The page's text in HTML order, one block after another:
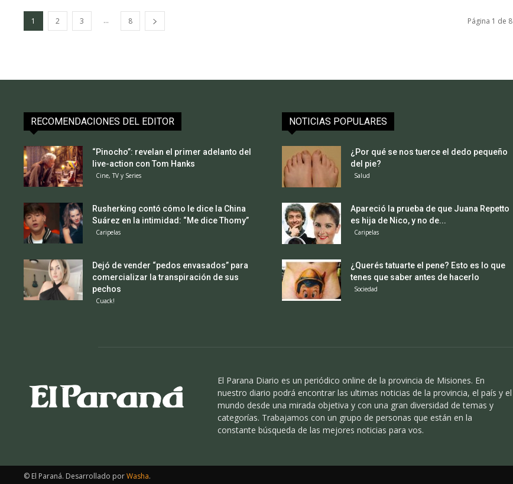
1 2 3 ... 8 Página 1 de 8
RECOMENDACIONES DEL EDITOR
“Pinocho”: revelan el primer adelanto del
live-action con Tom Hanks
Cine, TV y Series
Rusherking contó cómo le dice la China
Suárez en la intimidad: “Me dice Thomy”
Caripelas
Dejó de vender “pedos envasados” para
comercializar la transpiración de sus
pechos
Cuack!
NOTICIAS POPULARES
¿Por qué se nos tuerce el dedo pequeño
del pie?
Salud
Apareció la prueba de que Juana Repetto
es hija de Nico, y no de...
Caripelas
¿Querés tatuarte el pene? Esto es lo que
tenes que saber antes de hacerlo
Sociedad
El Parana Diario es un periódico online de la provincia de Misiones. En
nuestro diario podrá encontrar las ultimas noticias de la provincia, el país y el
mundo desde una mirada objetiva y con una gran diversidad de temas y
categorías. Trabajamos con un grupo de personas que están en la
constante búsqueda de las mejores noticias para vos.
© El Paraná. Desarrollado porWasha.